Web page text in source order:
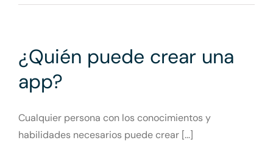
¿Quién puede crear una
app?
Cualquier persona con los conocimientos y
habilidades necesarios puede crear [...]